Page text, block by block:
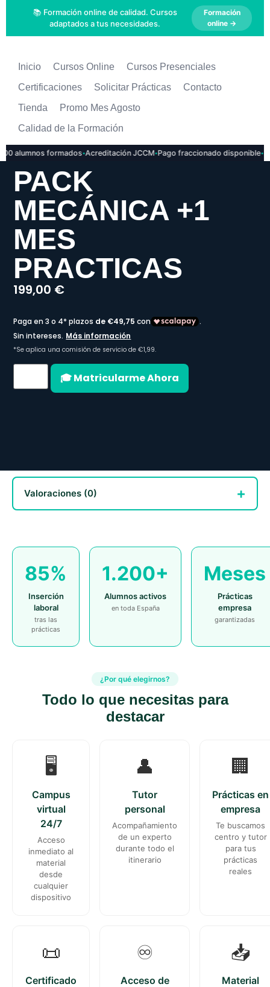
📚 Formación online de calidad. Cursos
adaptados a tus necesidades.
Formación
online →
Inicio Cursos Online
Cursos Presenciales
Certificaciones
Solicitar Prácticas
Contacto
Tienda
Promo Mes Agosto
Calidad de la Formación
alumnos formados·Acreditación JCCM·Pago fraccionado disponible·
PACK
MECÁNICA +1
MES
PRACTICAS
199,00 €
🎓 Matricularme Ahora
Valoraciones (0)
85%
Inserción
laboral
tras las
prácticas
1.200+
Alumnos activos
en toda España
Meses
Prácticas
empresa
garantizadas
¿Por qué elegirnos?
Todo lo que necesitas para
destacar
🖥️
Campus
virtual
24/7
Acceso
inmediato al
material
desde
cualquier
dispositivo
👤
Tutor
personal
Acompañamiento
de un experto
durante todo el
itinerario
🏢
Prácticas en
empresa
Te buscamos
centro y tutor
para tus
prácticas
reales
📜
Certificado
♾️
Acceso de
📥
Material